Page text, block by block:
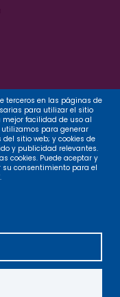
terceros en las páginas de
para utilizar el sitio
mejor facilidad de uso al
para generar
sitio web; y cookies de
y publicidad relevantes.
cookies. Puede aceptar y
su consentimiento para el